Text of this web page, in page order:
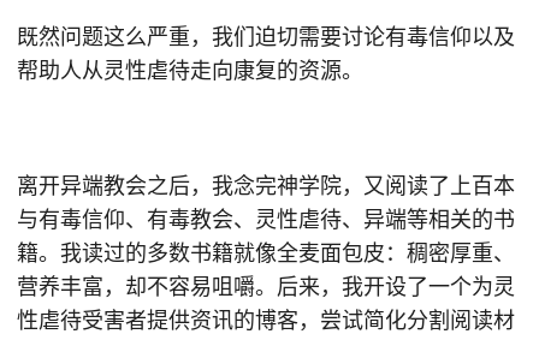
既然问题这么严重，我们迫切需要讨论有毒信仰以及
帮助人从灵性虐待走向康复的资源。
离开异端教会之后，我念完神学院，又阅读了上百本
与有毒信仰、有毒教会、灵性虐待、异端等相关的书
籍。我读过的多数书籍就像全麦面包皮：稠密厚重、
营养丰富，却不容易咀嚼。后来，我开设了一个为灵
性虐待受害者提供资讯的博客，尝试简化分割阅读材